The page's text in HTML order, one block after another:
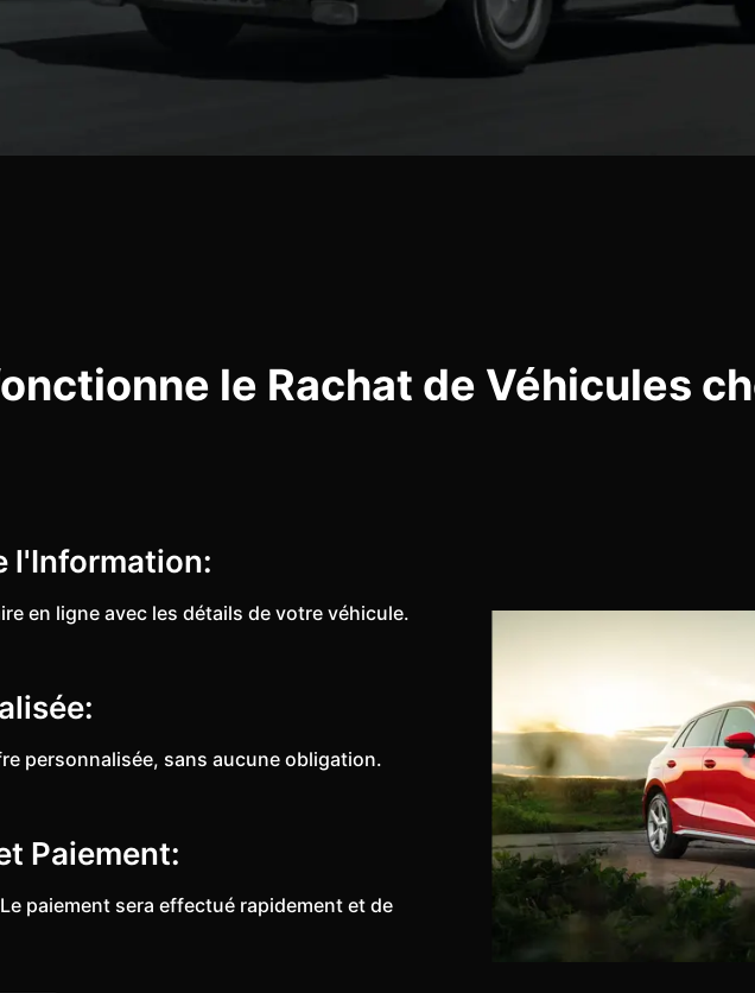
le Rachat de Véhicules
l'Information:
en ligne avec les détails de votre véhicule.
personnalisée, sans aucune obligation.
Paiement:
paiement sera effectué rapidement et de